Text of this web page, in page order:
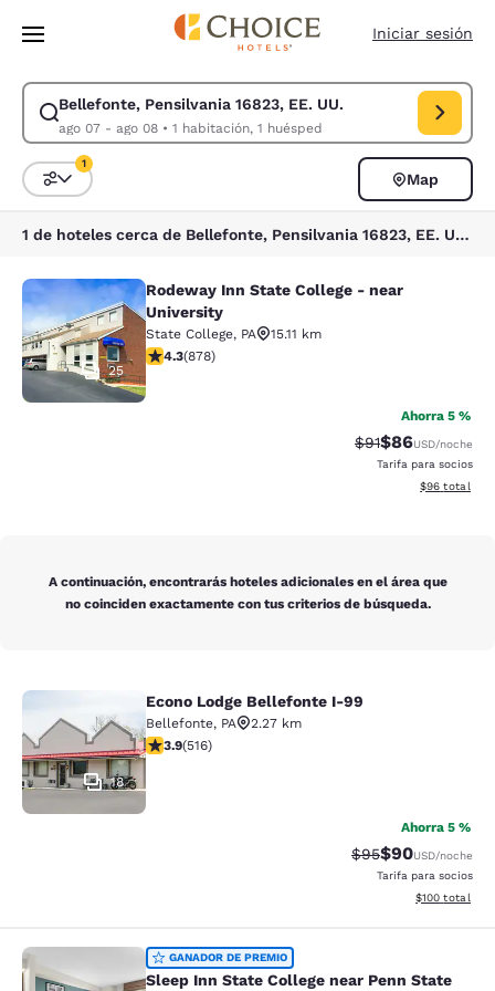
Pasar A Contenido Principal
Iniciar sesión
Bellefonte, Pensilvania 16823, EE. UU.
ago 07 - ago 08• 1 habitación, 1 huésped
Modificar la búsqueda de Bellefonte, Pensilvania 16823, EE. UU..
Ordenar y filtrar
1
Map
1 de hoteles cerca de Bellefonte, Pensilvania 16823, EE. UU. coinciden con tus filtros
Rodeway Inn State College - near
25
Rodeway Inn State College - near
University
State College, PA
15.11 km
calificación de 4.3 estrellas. Excelente. 878 reseñas
4.3(878)
Ahorra 5 %
Precio tachado:
$91Precio con
$86USD/noche
Tarifa para socios
Ver detalles
$96 total
A continuación, encontrarás hoteles adicionales en el área que
no coinciden exactamente con tus criterios de búsqueda.
Econo Lodge Bellefonte I-99
18
Econo Lodge Bellefonte I-99
Bellefonte, PA
2.27 km
calificación de 3.92 estrellas. Bueno. 516 reseñas
3.9(516)
Ahorra 5 %
Precio tachado:
$95Precio con
$90USD/noche
Tarifa para socios
Ver detalles
$100 total
Sleep Inn State College near Penn
GANADOR DE PREMIO
Sleep Inn State College near Penn State